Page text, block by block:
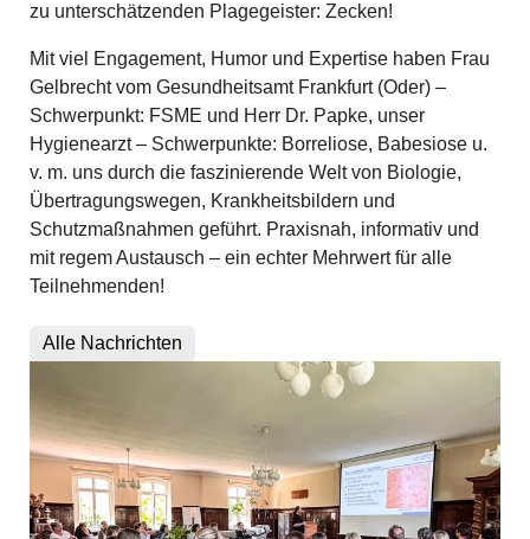
zu unterschätzenden Plagegeister: Zecken!
Mit viel Engagement, Humor und Expertise haben Frau
Gelbrecht vom Gesundheitsamt Frankfurt (Oder) –
Schwerpunkt: FSME und Herr Dr. Papke, unser
Hygienearzt – Schwerpunkte: Borreliose, Babesiose u.
v. m. uns durch die faszinierende Welt von Biologie,
Übertragungswegen, Krankheitsbildern und
Schutzmaßnahmen geführt. Praxisnah, informativ und
mit regem Austausch – ein echter Mehrwert für alle
Teilnehmenden!
Alle Nachrichten